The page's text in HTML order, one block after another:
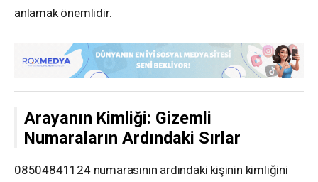
anlamak önemlidir.
Arayanın Kimliği: Gizemli
Numaraların Ardındaki Sırlar
08504841124 numarasının ardındaki kişinin kimliğini